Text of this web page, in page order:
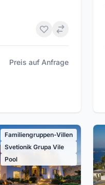
Preis auf Anfrage
Familiengruppen-Villen
Svetionik Grupa Vile
Pool